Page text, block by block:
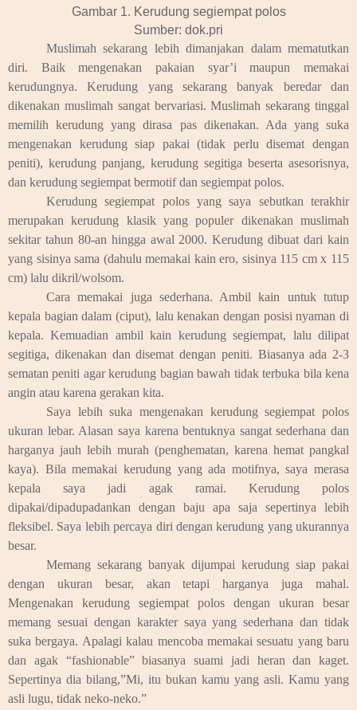
Gambar 1. Kerudung segiempat polos
Sumber: dok.pri
Muslimah sekarang lebih dimanjakan dalam mematutkan
diri. Baik mengenakan pakaian syar’i maupun memakai
kerudungnya. Kerudung yang sekarang banyak beredar dan
dikenakan muslimah sangat bervariasi. Muslimah sekarang tinggal
memilih kerudung yang dirasa pas dikenakan. Ada yang suka
mengenakan kerudung siap pakai (tidak perlu disemat dengan
peniti), kerudung panjang, kerudung segitiga beserta asesorisnya,
dan kerudung segiempat bermotif dan segiempat polos.
Kerudung segiempat polos yang saya sebutkan terakhir
merupakan kerudung klasik yang populer dikenakan muslimah
sekitar tahun 80-an hingga awal 2000. Kerudung dibuat dari kain
yang sisinya sama (dahulu memakai kain ero, sisinya 115 cm x 115
cm) lalu dikril/wolsom.
Cara memakai juga sederhana. Ambil kain untuk tutup
kepala bagian dalam (ciput), lalu kenakan dengan posisi nyaman di
kepala. Kemuadian ambil kain kerudung segiempat, lalu dilipat
segitiga, dikenakan dan disemat dengan peniti. Biasanya ada 2-3
sematan peniti agar kerudung bagian bawah tidak terbuka bila kena
angin atau karena gerakan kita.
Saya lebih suka mengenakan kerudung segiempat polos
ukuran lebar. Alasan saya karena bentuknya sangat sederhana dan
harganya jauh lebih murah (penghematan, karena hemat pangkal
kaya). Bila memakai kerudung yang ada motifnya, saya merasa
kepala saya jadi agak ramai. Kerudung polos
dipakai/dipadupadankan dengan baju apa saja sepertinya lebih
fleksibel. Saya lebih percaya diri dengan kerudung yang ukurannya
besar.
Memang sekarang banyak dijumpai kerudung siap pakai
dengan ukuran besar, akan tetapi harganya juga mahal.
Mengenakan kerudung segiempat polos dengan ukuran besar
memang sesuai dengan karakter saya yang sederhana dan tidak
suka bergaya. Apalagi kalau mencoba memakai sesuatu yang baru
dan agak “fashionable” biasanya suami jadi heran dan kaget.
Sepertinya dia bilang,”Mi, itu bukan kamu yang asli. Kamu yang
asli lugu, tidak neko-neko.”